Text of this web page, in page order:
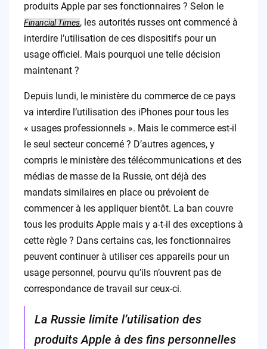
produits Apple par ses fonctionnaires ? Selon le
Financial Times, les autorités russes ont commencé à
interdire l’utilisation de ces dispositifs pour un
usage officiel. Mais pourquoi une telle décision
maintenant ?
Depuis lundi, le ministère du commerce de ce pays
va interdire l’utilisation des iPhones pour tous les
« usages professionnels ». Mais le commerce est-il
le seul secteur concerné ? D’autres agences, y
compris le ministère des télécommunications et des
médias de masse de la Russie, ont déjà des
mandats similaires en place ou prévoient de
commencer à les appliquer bientôt. La ban couvre
tous les produits Apple mais y a-t-il des exceptions à
cette règle ? Dans certains cas, les fonctionnaires
peuvent continuer à utiliser ces appareils pour un
usage personnel, pourvu qu’ils n’ouvrent pas de
correspondance de travail sur ceux-ci.
La Russie limite l’utilisation des
produits Apple à des fins personnelles